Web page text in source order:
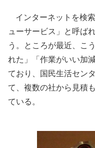
インターネットを検
ューサービス」と呼ば
う。ところが最近、こ
れた」「作業がいい加
ており、国民生活セン
て、複数の社から見積
ている。